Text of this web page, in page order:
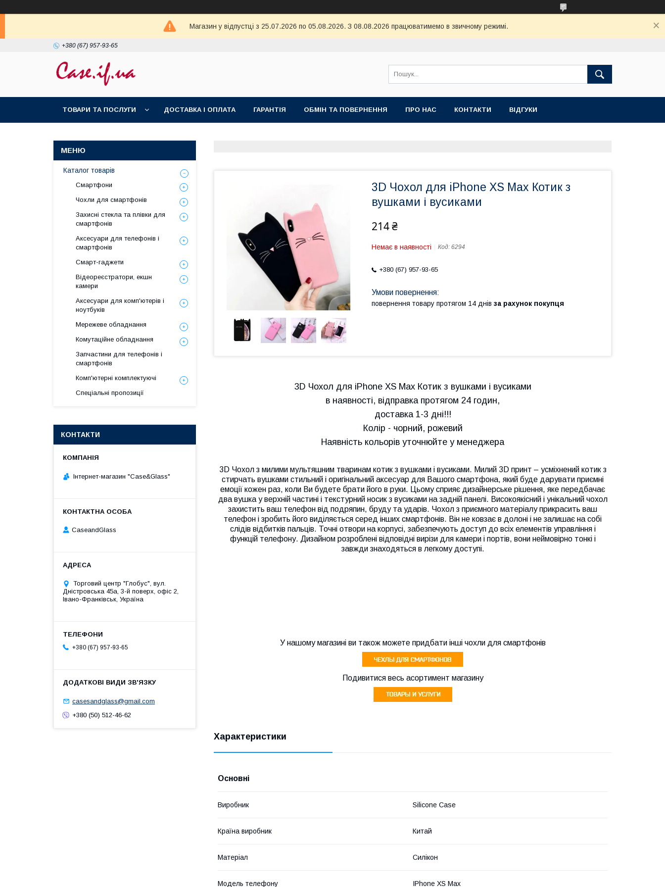
Магазин у відпустці з 25.07.2026 по 05.08.2026. З 08.08.2026 працюватимемо в звичному режимі.
+380 (67) 957-93-65
ТОВАРИ ТА ПОСЛУГИ ДОСТАВКА І ОПЛАТА ГАРАНТІЯ ОБМІН ТА ПОВЕРНЕННЯ ПРО НАС КОНТАКТИ ВІДГУКИ
3D Чохол для iPhone XS Max Котик з
вушками і вусиками
214 ₴
Немає в наявності Код: 6294
+380 (67) 957-93-65
повернення товару протягом 14 днів за рахунок покупця
3D Чохол для iPhone XS Max Котик з вушками і вусиками
в наявності, відправка протягом 24 годин,
доставка 1-3 дні!!!
Колір - чорний, рожевий
Наявність кольорів уточнюйте у менеджера
3D Чохол з милими мультяшним тваринам котик з вушками і вусиками. Милий 3D принт – усміхнений котик з
стирчать вушками стильний і оригінальний аксесуар для Вашого смартфона, який буде дарувати приємні
емоції кожен раз, коли Ви будете брати його в руки. Цьому сприяє дизайнерське рішення, яке передбачає
два вушка у верхній частині і текстурний носик з вусиками на задній панелі. Високоякісний і унікальний чохол
захистить ваш телефон від подряпин, бруду та ударів. Чохол з приємного матеріалу прикрасить ваш
телефон і зробить його виділяється серед інших смартфонів. Він не ковзає в долоні і не залишає на собі
слідів відбитків пальців. Точні отвори на корпусі, забезпечують доступ до всіх елементів управління і
функцій телефону. Дизайном розроблені відповідні вирізи для камери і портів, вони неймовірно тонкі і
завжди знаходяться в легкому доступі.
У нашому магазині ви також можете придбати інші чохли для смартфонів
Подивитися весь асортимент магазину
Характеристики
Основні
Виробник Silicone Case
Країна виробник Китай
Матеріал Силікон
Модель телефону IPhone XS Max
Каталог товарів
Смартфони
Чохли для смартфонів
Захисні стекла та плівки для
смартфонів
Аксесуари для телефонів і
смартфонів
Смарт-гаджети
Відеореєстратори, екшн
камери
Аксесуари для комп'ютерів і
ноутбуків
Мережеве обладнання
Комутаційне обладнання
Запчастини для телефонів і
смартфонів
Комп'ютерні комплектуючі
Спеціальні пропозиції
КОНТАКТИ
Інтернет-магазин "Case&Glass"
CaseandGlass
Торговий центр "Глобус", вул.
Дністровська 45а, 3-й поверх, офіс 2,
Івано-Франківськ, Україна
+380 (67) 957-93-65
casesandglass@gmail.com
+380 (50) 512-46-62